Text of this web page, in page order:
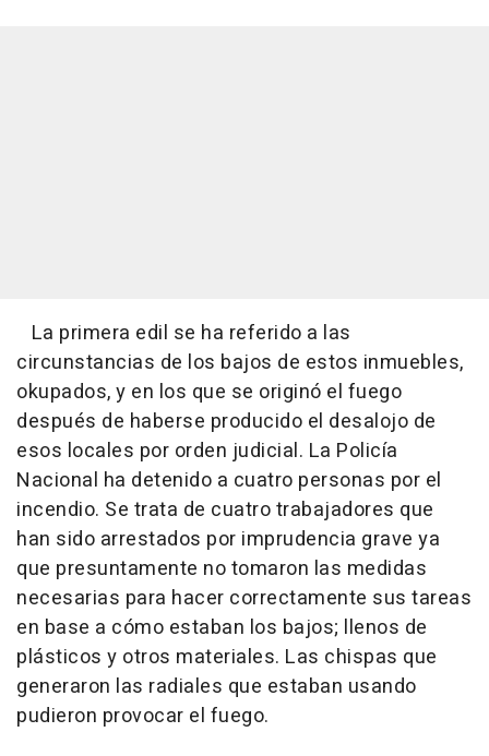
La primera edil se ha referido a las
circunstancias de los bajos de estos inmuebles,
okupados, y en los que se originó el fuego
después de haberse producido el desalojo de
esos locales por orden judicial. La Policía
Nacional ha detenido a cuatro personas por el
incendio. Se trata de cuatro trabajadores que
han sido arrestados por imprudencia grave ya
que presuntamente no tomaron las medidas
necesarias para hacer correctamente sus tareas
en base a cómo estaban los bajos; llenos de
plásticos y otros materiales. Las chispas que
generaron las radiales que estaban usando
pudieron provocar el fuego.